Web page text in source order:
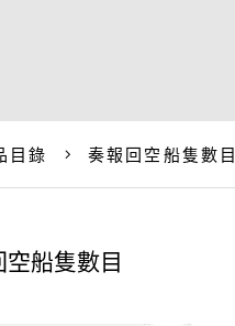
目錄 奏報回空船隻數目
船隻數目